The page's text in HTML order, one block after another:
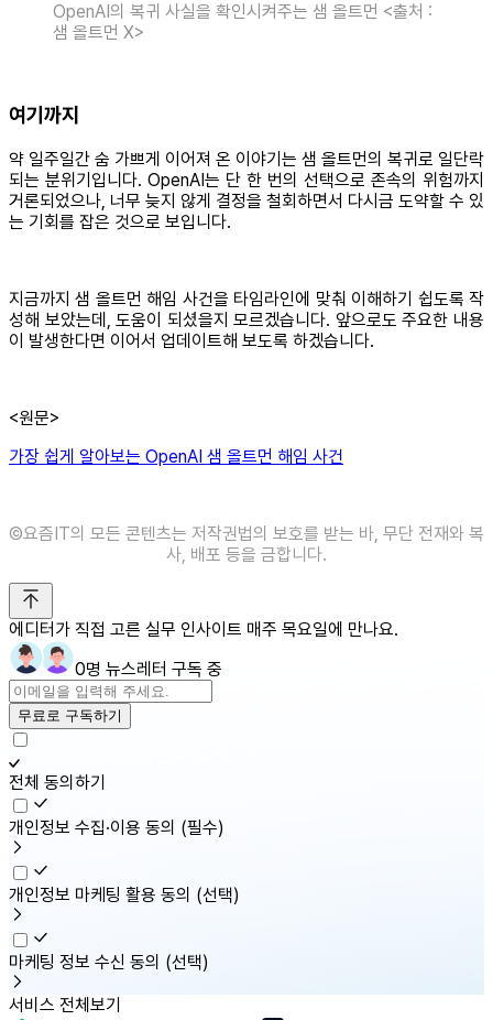
OpenAI의 복귀 사실을 확인시켜주는 샘 올트먼 <출처 :
샘 올트먼 X>
여기까지
약 일주일간 숨 가쁘게 이어져 온 이야기는 샘 올트먼의 복귀로 일단락
되는 분위기입니다. OpenAI는 단 한 번의 선택으로 존속의 위험까지
거론되었으나, 너무 늦지 않게 결정을 철회하면서 다시금 도약할 수 있
는 기회를 잡은 것으로 보입니다.
지금까지 샘 올트먼 해임 사건을 타임라인에 맞춰 이해하기 쉽도록 작
성해 보았는데, 도움이 되셨을지 모르겠습니다. 앞으로도 주요한 내용
이 발생한다면 이어서 업데이트해 보도록 하겠습니다.
<원문>
가장 쉽게 알아보는 OpenAI 샘 올트먼 해임 사건
©️요즘IT의 모든 콘텐츠는 저작권법의 보호를 받는 바, 무단 전재와 복
사, 배포 등을 금합니다.
에디터가 직접 고른 실무 인사이트 매주 목요일에 만나요.
0명 뉴스레터 구독 중
무료로 구독하기
전체 동의하기
개인정보 수집·이용 동의 (필수)
개인정보 마케팅 활용 동의 (선택)
마케팅 정보 수신 동의 (선택)
서비스 전체보기